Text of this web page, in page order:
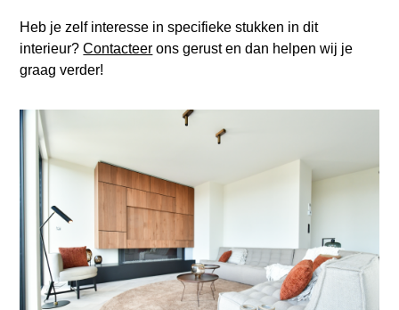
Heb je zelf interesse in specifieke stukken in dit
interieur?Contacteer ons gerust en dan helpen wij je
graag verder!